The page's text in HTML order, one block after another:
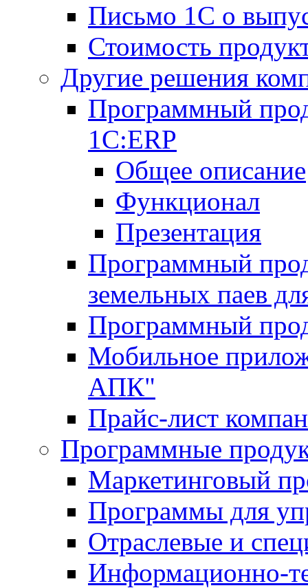
Письмо 1С о
Стоимость
Другие решения
Программный
1С:ERP
Общее описание
Функционал
Презентация
Программный
земельных паев
Программный
Мобильное
АПК"
Прайс-лист
Программные
Маркетинговый
Программы для
Отраслевые и
Информационно-